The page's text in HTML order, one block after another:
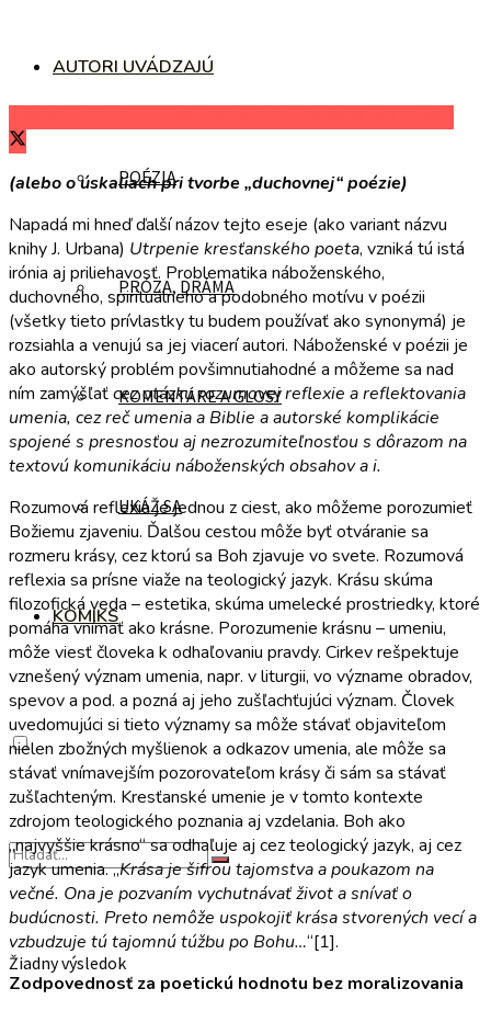
AUTORI UVÁDZAJÚ
POÉZIA
PRÓZA, DRÁMA
KOMENTÁRE A GLOSY
UKÁŽ SA
KOMIKS
Žiadny výsledok
(alebo o úskaliach pri tvorbe „duchovnej“ poézie)
Napadá mi hneď ďalší názov tejto eseje (ako variant názvu
knihy J. Urbana) Utrpenie kresťanského poeta, vzniká tú istá
irónia aj priliehavosť. Problematika náboženského,
duchovného, spirituálneho a podobného motívu v poézii
(všetky tieto prívlastky tu budem používať ako synonymá) je
rozsiahla a venujú sa jej viacerí autori. Náboženské v poézii je
ako autorský problém povšimnutiahodné a môžeme sa nad
ním zamýšľaťcez otázkurozumovej reflexie a reflektovania
umenia, cez reč umenia a Biblie a autorské komplikácie
spojené s presnosťou aj nezrozumiteľnosťou s dôrazom na
textovú komunikáciu náboženských obsahov a i.
Rozumová reflexia je jednou z ciest, ako môžeme porozumieť
Božiemu zjaveniu. Ďalšou cestou môže byť otváranie sa
rozmeru krásy, cez ktorú sa Boh zjavuje vo svete. Rozumová
reflexia sa prísne viaže na teologický jazyk. Krásu skúma
filozofická veda – estetika, skúma umelecké prostriedky, ktoré
pomáha vnímať ako krásne. Porozumenie krásnu – umeniu,
môže viesť človeka k odhaľovaniu pravdy. Cirkev rešpektuje
vznešený význam umenia, napr. v liturgii, vo význame obradov,
spevov a pod. a pozná aj jeho zušľachťujúci význam. Človek
uvedomujúci si tieto významy sa môže stávať objaviteľom
nielen zbožných myšlienok a odkazov umenia, ale môže sa
stávať vnímavejším pozorovateľom krásy či sám sa stávať
zušľachteným. Kresťanské umenie je v tomto kontexte
zdrojom teologického poznania aj vzdelania. Boh ako
„najvyššie krásno“ sa odhaľuje aj cez teologický jazyk, aj cez
jazyk umenia. „Krása je šifrou tajomstva a poukazom na
večné. Ona je pozvaním vychutnávať život a snívať o
budúcnosti. Preto nemôže uspokojiť krása stvorených vecí a
vzbudzuje tú tajomnú túžbu po Bohu…“[1].
Zodpovednosť za poetickú hodnotu bez moralizovania